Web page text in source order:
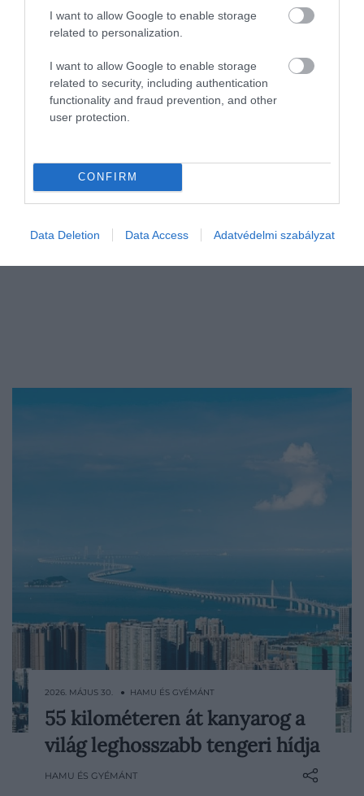
I want to allow Google to enable storage
related to personalization.
I want to allow Google to enable storage
related to security, including authentication
functionality and fraud prevention, and other
user protection.
CONFIRM
Data Deletion Data Access Adatvédelmi szabályzat
Bár sokan a felhőkarcolókat tartják a
mérnöki munka leglátványosabb
kihívásainak, egyes vasútvonalak és hidak
2026. MÁJUS 30. ● HAMU ÉS GYÉMÁNT
55 kilométeren át kanyarog a
világ leghosszabb tengeri hídja
HAMU ÉS GYÉMÁNT